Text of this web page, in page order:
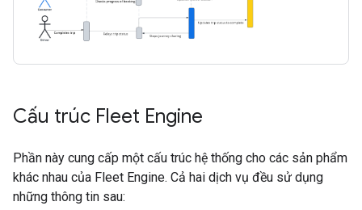
Cấu trúc Fleet Engine
Phần này cung cấp một cấu trúc hệ thống cho các sản phẩm
khác nhau của Fleet Engine. Cả hai dịch vụ đều sử dụng
những thông tin sau: